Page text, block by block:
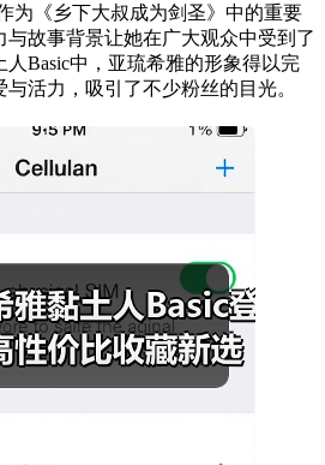
《乡下大叔成为剑圣》中的重要
故事背景让她在广大观众中受到了
Basic中，亚琉希雅的形象得以完
活力，吸引了不少粉丝的目光。